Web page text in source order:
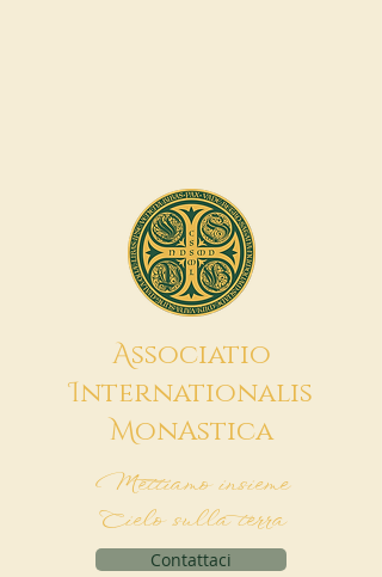
Associatio
Internationalis
MonAstica
Mettiamo insieme
Cielo sulla terra
Contattaci